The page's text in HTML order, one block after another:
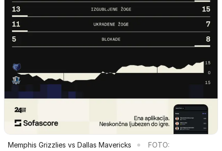
Memphis Grizzlies vs Dallas Mavericks FOTO: